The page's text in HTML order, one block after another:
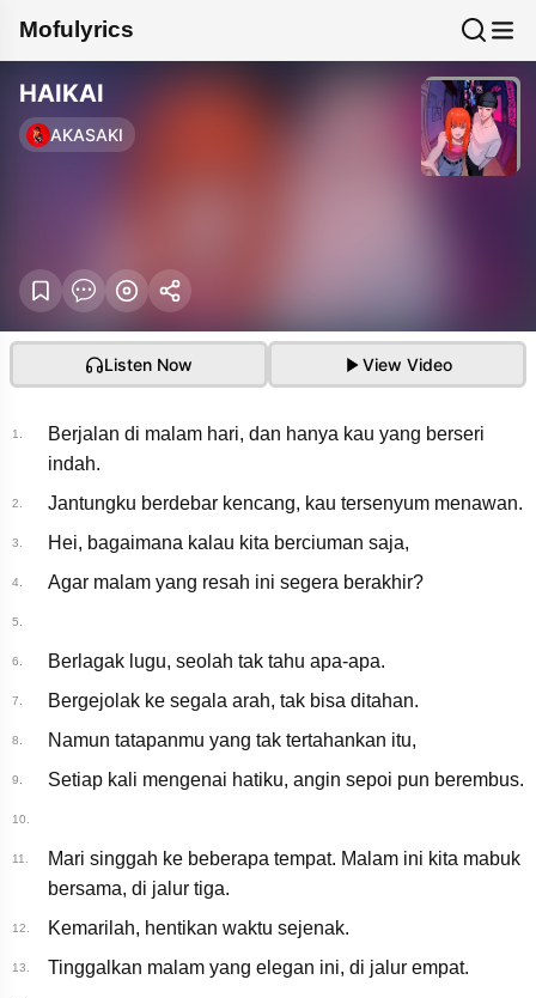
Mofulyrics
HAIKAI
AKASAKI
Listen Now View Video
HAIKAI（Lyric Video）
1.
Berjalan di malam hari, dan hanya kau yang berseri
indah.
2. Jantungku berdebar kencang, kau tersenyum menawan.
3. Hei, bagaimana kalau kita berciuman saja,
4. Agar malam yang resah ini segera berakhir?
5.
6. Berlagak lugu, seolah tak tahu apa-apa.
7. Bergejolak ke segala arah, tak bisa ditahan.
8. Namun tatapanmu yang tak tertahankan itu,
9. Setiap kali mengenai hatiku, angin sepoi pun berembus.
10.
11.
Mari singgah ke beberapa tempat. Malam ini kita mabuk
bersama, di jalur tiga.
12. Kemarilah, hentikan waktu sejenak.
13. Tinggalkan malam yang elegan ini, di jalur empat.